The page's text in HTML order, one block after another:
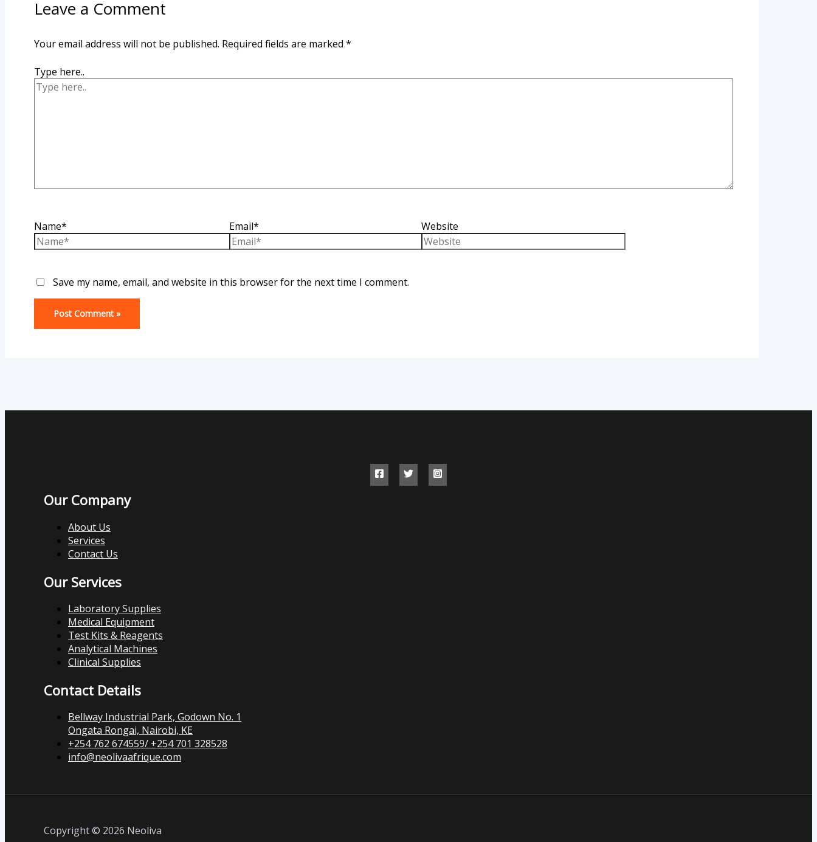
Leave a Comment
Your email address will not be published. Required fields are marked *
Type here..
Name* Email* Website
Save my name, email, and website in this browser for the next time I comment.
Our Company
About Us
Services
Contact Us
Our Services
Laboratory Supplies
Medical Equipment
Test Kits & Reagents
Analytical Machines
Clinical Supplies
Contact Details
Bellway Industrial Park, Godown No. 1
Ongata Rongai, Nairobi, KE
+254 762 674559/ +254 701 328528
info@neolivaafrique.com
Copyright © 2026 Neoliva